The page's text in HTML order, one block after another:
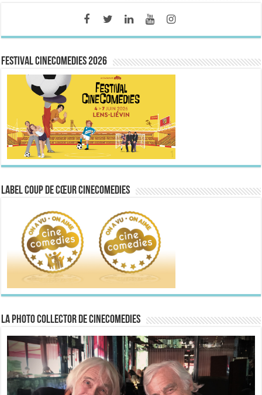
FESTIVAL CINECOMEDIES 2026
Label Coup de Cœur CineComedies
La Photo collector de CineComedies